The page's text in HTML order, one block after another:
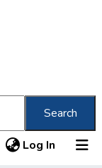
Search
Log In (current)